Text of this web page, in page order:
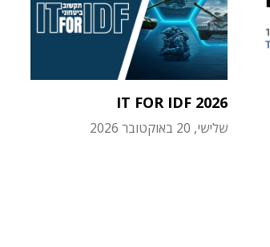
IT FOR IDF 2026
שלישי, 20 באוקטובר 2026